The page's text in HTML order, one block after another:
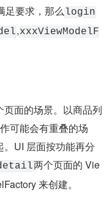
足要求，那么 login
,xxxViewModelF
面的场景。以商品列
可能会有重叠的场
UI 层面按功能再分
两个页面的 Vie
来创建。